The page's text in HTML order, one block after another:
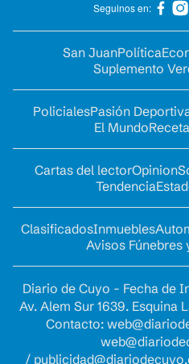
Seguinos en:
San JuanPolítica
Suplemento
PolicialesPasión
El Mundo
Cartas del lectorOpinion
Tendencia
ClasificadosInmuebles
Avisos Fúnebres
Diario de Cuyo - Fecha de
Av. Alem Sur 1639. Esquina
Contacto:
/